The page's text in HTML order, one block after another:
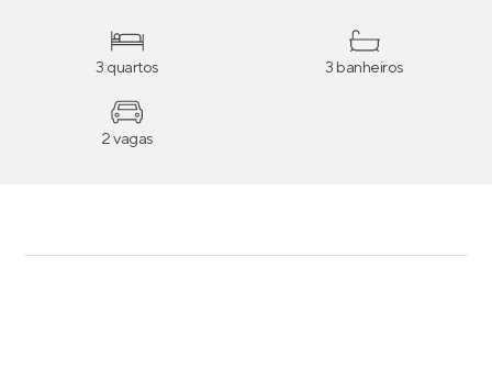
3 quartos 3 banheiros
2 vagas